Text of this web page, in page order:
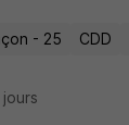
- 25 CDD